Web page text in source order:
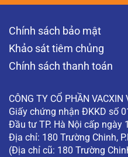
Chính sách bảo mật
Khảo sát tiêm chủng
Chính sách thanh toán
CÔNG TY CỔ PHẦN VACXIN
Giấy chứng nhận ĐKKD số
Đầu tư TP. Hà Nội cấp ngày
Địa chỉ: 180 Trường Chinh,
(Địa chỉ cũ: 180 Trường